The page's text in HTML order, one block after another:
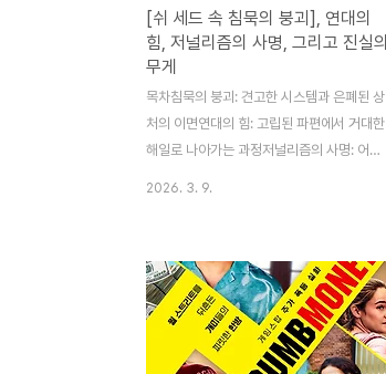
안고 있는 치명적인 병폐와 그 속에서 시험받
는 인간의 나약함, 그리고 위대함을 동시에
조명하는 묵직한 작품입니다. 피터 버그 감독
은 스펙터클한 시각적 ..
[쉬 세드 속 침묵의 붕괴], 연대의
힘, 저널리즘의 사명, 그리고 진실의
무게
목차침묵의 붕괴: 견고한 시스템과 은폐된 상
처의 이면연대의 힘: 고립된 파편에서 거대한
해일로 나아가는 과정저널리즘의 사명: 어둠
하비 와인스타인의 권력형 성범죄를 세상에
폭로하며 전 세계적인 '미투(#MeToo)' 운
동의 촉매제가 되었던 뉴욕타임스 기자 조디
칸터와 메건 투히의 취재기를 다루고 있습니
2026. 3. 9.